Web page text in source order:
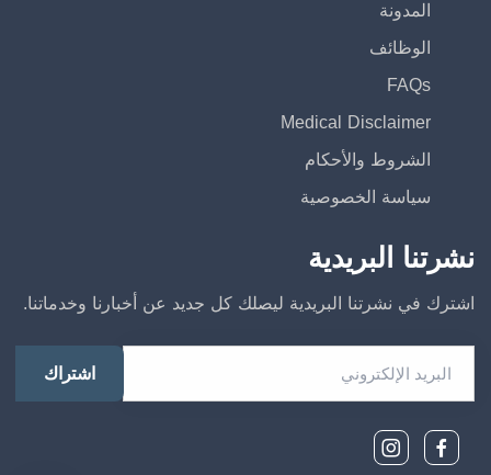
المدونة
الوظائف
FAQs
Medical Disclaimer
الشروط والأحكام
سياسة الخصوصية
نشرتنا البريدية
اشترك في نشرتنا البريدية ليصلك كل جديد عن أخبارنا وخدماتنا.